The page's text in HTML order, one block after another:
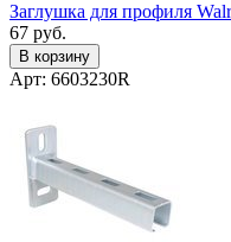
Заглушка для профиля
67 руб.
В корзину
Арт: 6603230R